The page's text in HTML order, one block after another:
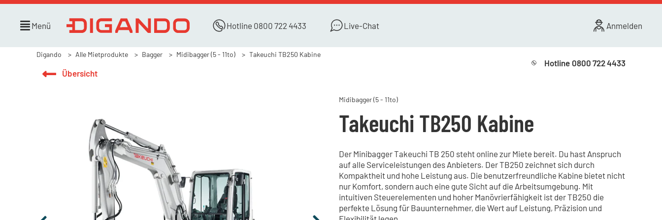
Menü Hotline 0800 722 4433 Live-Chat Anmelden
Digando Alle Mietprodukte Bagger Midibagger (5 - 11to) Takeuchi TB250 Kabine
Übersicht
Hotline 0800 722 4433
Midibagger (5 - 11to)
Takeuchi TB250 Kabine
Der Minibagger Takeuchi TB 250 steht online zur Miete bereit. Du hast Anspruch
auf alle Serviceleistungen des Anbieters. Der TB250 zeichnet sich durch
Kompaktheit und hohe Leistung aus. Die benutzerfreundliche Kabine bietet nicht
nur Komfort, sondern auch eine gute Sicht auf die Arbeitsumgebung. Mit
intuitiven Steuerelementen und hoher Manövrierfähigkeit ist der TB250 die
perfekte Lösung für Bauunternehmer, die Wert auf Leistung, Präzision und